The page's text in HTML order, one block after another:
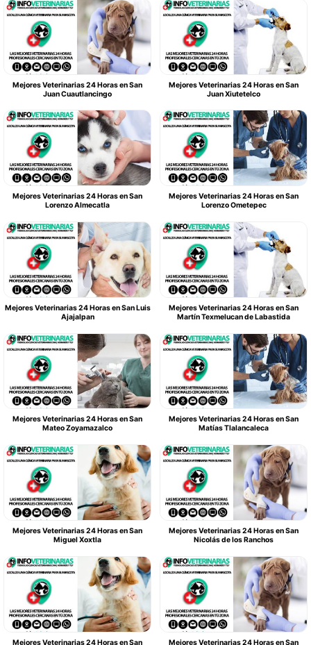
Mejores Veterinarias 24 Horas en San
Juan Cuautlancingo
Mejores Veterinarias 24 Horas en San
Juan Xiutetelco
Mejores Veterinarias 24 Horas en San
Lorenzo Almecatla
Mejores Veterinarias 24 Horas en San
Lorenzo Ometepec
Mejores Veterinarias 24 Horas en San Luis
Ajajalpan
Mejores Veterinarias 24 Horas en San
Martín Texmelucan de Labastida
Mejores Veterinarias 24 Horas en San
Mateo Zoyamazalco
Mejores Veterinarias 24 Horas en San
Matías Tlalancaleca
Mejores Veterinarias 24 Horas en San
Miguel Xoxtla
Mejores Veterinarias 24 Horas en San
Nicolás de los Ranchos
Mejores Veterinarias 24 Horas en San Mejores Veterinarias 24 Horas en San